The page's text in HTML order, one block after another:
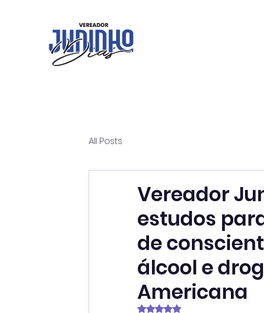
All Posts
Vereador
estudos
de
álcool e
Americana
Avaliado com NaN de 5